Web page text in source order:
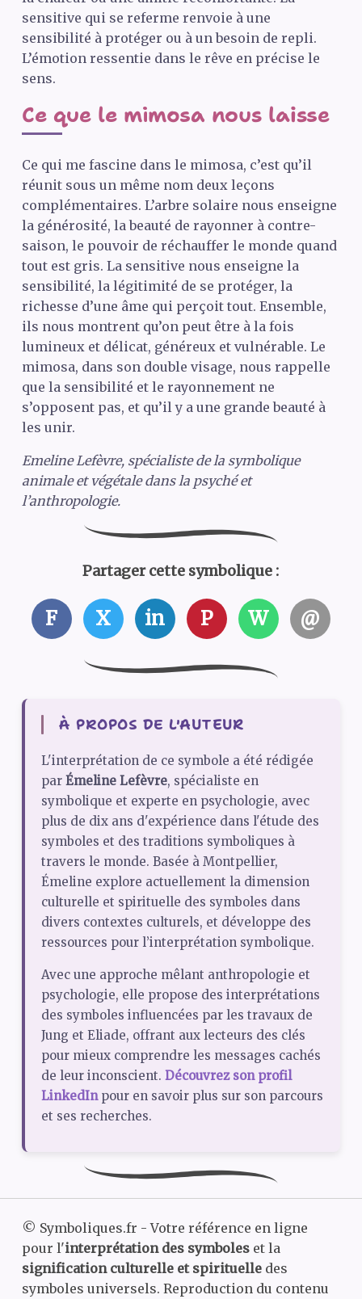
sensitive qui se referme renvoie à une
sensibilité à protéger ou à un besoin de repli.
L’émotion ressentie dans le rêve en précise le
sens.
Ce que le mimosa nous laisse
Ce qui me fascine dans le mimosa, c’est qu’il
réunit sous un même nom deux leçons
complémentaires. L’arbre solaire nous enseigne
la générosité, la beauté de rayonner à contre-
saison, le pouvoir de réchauffer le monde quand
tout est gris. La sensitive nous enseigne la
sensibilité, la légitimité de se protéger, la
richesse d’une âme qui perçoit tout. Ensemble,
ils nous montrent qu’on peut être à la fois
lumineux et délicat, généreux et vulnérable. Le
mimosa, dans son double visage, nous rappelle
que la sensibilité et le rayonnement ne
s’opposent pas, et qu’il y a une grande beauté à
les unir.
Emeline Lefèvre, spécialiste de la symbolique
animale et végétale dans la psyché et
l’anthropologie.
Partager cette symbolique :
F X in P W @
À PROPOS DE L'AUTEUR
L'interprétation de ce symbole a été rédigée
par Émeline Lefèvre, spécialiste en
symbolique et experte en psychologie, avec
plus de dix ans d'expérience dans l'étude des
symboles et des traditions symboliques à
travers le monde. Basée à Montpellier,
Émeline explore actuellement la dimension
culturelle et spirituelle des symboles dans
divers contextes culturels, et développe des
ressources pour l’interprétation symbolique.
Avec une approche mêlant anthropologie et
psychologie, elle propose des interprétations
des symboles influencées par les travaux de
Jung et Eliade, offrant aux lecteurs des clés
pour mieux comprendre les messages cachés
de leur inconscient. Découvrez son profil
LinkedInpour en savoir plus sur son parcours
et ses recherches.
© Symboliques.fr - Votre référence en ligne
pour l'interprétation des symboleset la
signification culturelle et spirituelledes
symboles universels. Reproduction du contenu